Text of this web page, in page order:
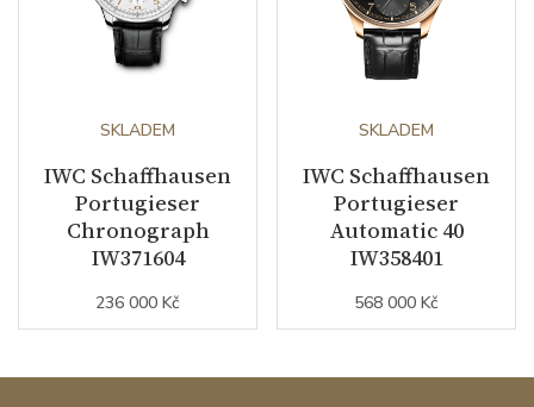
SKLADEM
IWC Schaffhausen
Portugieser
Chronograph
IW371604
236 000 Kč
SKLADEM
IWC Schaffhausen
Portugieser
Automatic 40
IW358401
568 000 Kč